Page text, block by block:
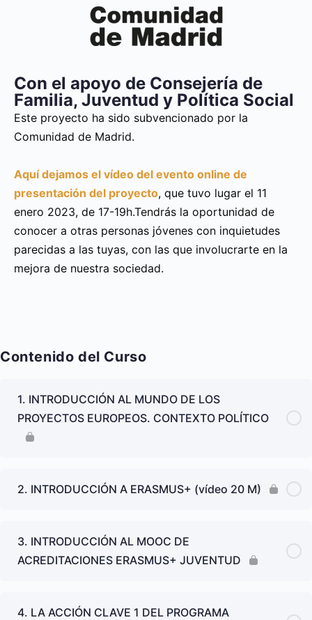
Con el apoyo de Consejería de
Familia, Juventud y Política Social
Este proyecto ha sido subvencionado por la
Comunidad de Madrid.
Aquí dejamos el vídeo del evento online de
presentación del proyecto, que tuvo lugar el 11
enero 2023, de 17-19h.Tendrás la oportunidad de
conocer a otras personas jóvenes con inquietudes
parecidas a las tuyas, con las que involucrarte en la
mejora de nuestra sociedad.
Contenido del Curso
1. INTRODUCCIÓN AL MUNDO DE LOS
PROYECTOS EUROPEOS. CONTEXTO POLÍTICO
2. INTRODUCCIÓN A ERASMUS+ (vídeo 20 M)
3. INTRODUCCIÓN AL MOOC DE
ACREDITACIONES ERASMUS+ JUVENTUD
4. LA ACCIÓN CLAVE 1 DEL PROGRAMA